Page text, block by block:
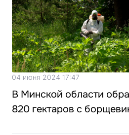
04 июня 2024 17:47
В Минской области
820 гектаров с